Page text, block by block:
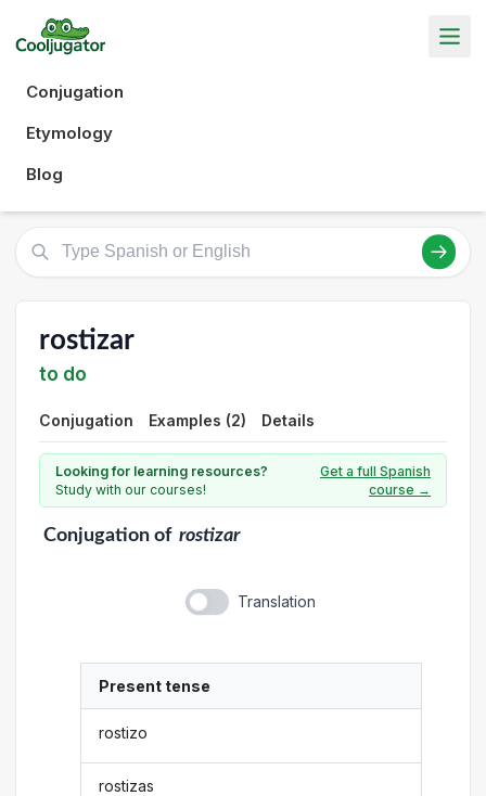
Conjugation
Etymology
Blog
rostizar
to do
Conjugation Examples (2) Details
Looking for learning resources?
Study with our courses!
Get a full Spanish
course →
Conjugationof rostizar
Translation
Present tense
rostizo
rostizas